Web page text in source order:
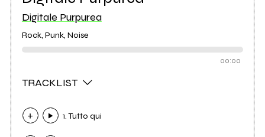
Digitale Purpurea
Rock, Punk, Noise
00:00
TRACKLIST
1. Tutto qui